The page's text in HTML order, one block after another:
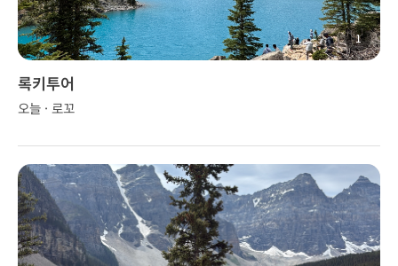
1
록키투어
오늘 · 로꼬